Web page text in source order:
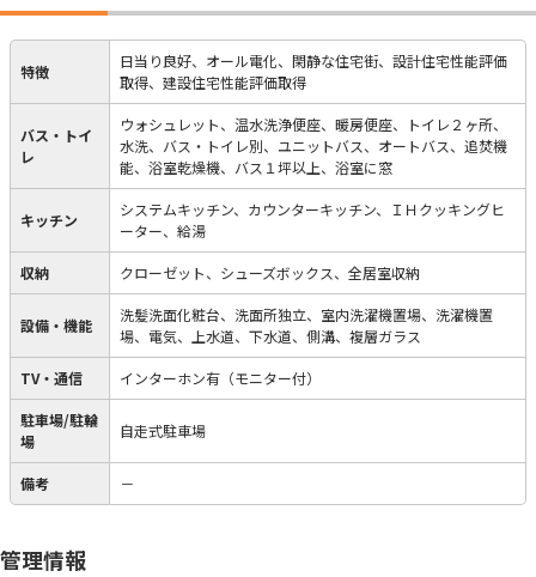
特徴
日当り良好、オール電化、閑静な住宅街、設計住宅性能評価
取得、建設住宅性能評価取得
バス・トイ
レ
ウォシュレット、温水洗浄便座、暖房便座、トイレ２ヶ所、
水洗、バス・トイレ別、ユニットバス、オートバス、追焚機
能、浴室乾燥機、バス１坪以上、浴室に窓
キッチン
システムキッチン、カウンターキッチン、ＩＨクッキングヒ
ーター、給湯
収納 クローゼット、シューズボックス、全居室収納
設備・機能
洗髪洗面化粧台、洗面所独立、室内洗濯機置場、洗濯機置
場、電気、上水道、下水道、側溝、複層ガラス
TV・通信 インターホン有（モニター付）
駐車場/駐輪
場
自走式駐車場
備考 －
管理情報